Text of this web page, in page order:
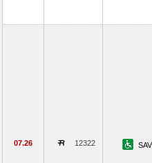
07.26 12322